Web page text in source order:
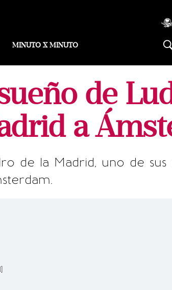
MINUTO X MINUTO
de
a
de la Madrid, uno de sus